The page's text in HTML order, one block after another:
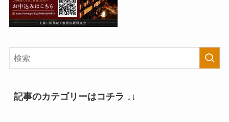
記事のカテゴリーはコチラ ↓↓